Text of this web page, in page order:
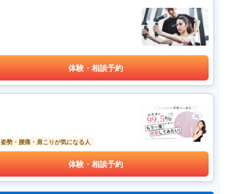
体験・相談予約
姿勢・腰痛・肩こりが気になる人
体験・相談予約